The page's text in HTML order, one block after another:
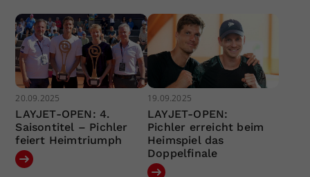
20.09.2025
LAYJET-OPEN: 4.
Saisontitel – Pichler
feiert Heimtriumph
19.09.2025
LAYJET-OPEN:
Pichler erreicht beim
Heimspiel das
Doppelfinale